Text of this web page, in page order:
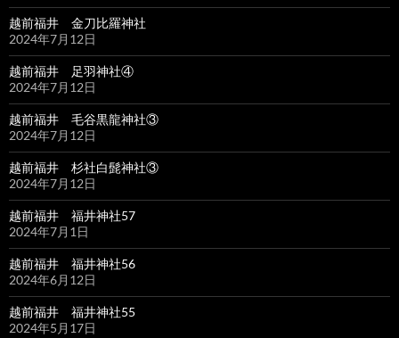
越前福井 金刀比羅神社
2024年7月12日
越前福井 足羽神社④
2024年7月12日
越前福井 毛谷黒龍神社③
2024年7月12日
越前福井 杉社白髭神社③
2024年7月12日
越前福井 福井神社57
2024年7月1日
越前福井 福井神社56
2024年6月12日
越前福井 福井神社55
2024年5月17日